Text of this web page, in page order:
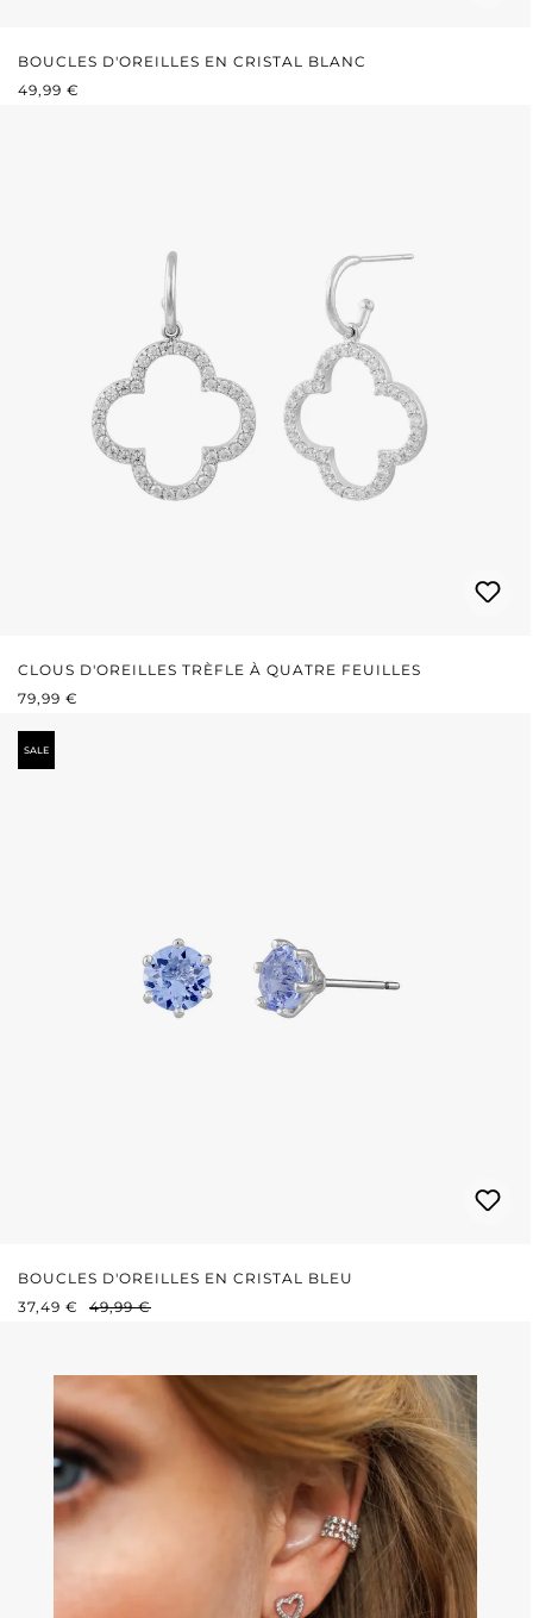
BOUCLES D'OREILLES EN CRISTAL BLANC
PRIX RÉGULIER :
49,99 €
CLOUS D'OREILLES TRÈFLE À QUATRE FEUILLES
PRIX RÉGULIER :
79,99 €
SALE
BOUCLES D'OREILLES EN CRISTAL BLEU
PRIX DE VENTE :
37,49 € PRIX RÉGULIER :
49,99 €